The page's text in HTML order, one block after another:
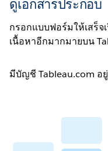
ดูเอกสารประกอบ
กรอกแบบฟอร์มให้เสร็จ
เนื้อหาอีกมากมายบน
มีบัญชี Tableau.com อ